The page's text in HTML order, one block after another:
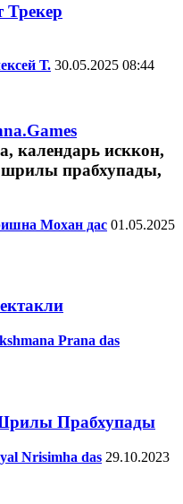
Трекер
Т. 30.05.2025 08:44
Мохан дас 01.05.2025
Prana das
Прабхупады
Nrisimha das 29.10.2023